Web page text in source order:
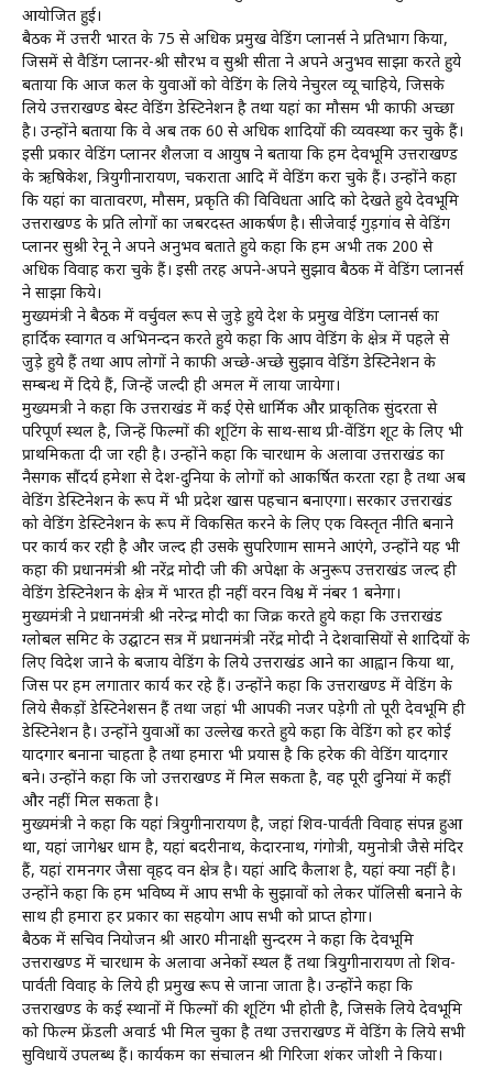
आयोजित हुई।
बैठक में उत्तरी भारत के 75 से अधिक प्रमुख वेडिंग प्लानर्स ने प्रतिभाग किया,
जिसमें से वैडिंग प्लानर-श्री सौरभ व सुश्री सीता ने अपने अनुभव साझा करते हुये
बताया कि आज कल के युवाओं को वेडिंग के लिये नेचुरल व्यू चाहिये, जिसके
लिये उत्तराखण्ड बेस्ट वेडिंग डेस्टिनेशन है तथा यहां का मौसम भी काफी अच्छा
है। उन्होंने बताया कि वे अब तक 60 से अधिक शादियों की व्यवस्था कर चुके हैं।
इसी प्रकार वेडिंग प्लानर शैलजा व आयुष ने बताया कि हम देवभूमि उत्तराखण्ड
के ऋषिकेश, त्रियुगीनारायण, चकराता आदि में वेडिंग करा चुके हैं। उन्होंने कहा
कि यहां का वातावरण, मौसम, प्रकृति की विविधता आदि को देखते हुये देवभूमि
उत्तराखण्ड के प्रति लोगों का जबरदस्त आकर्षण है। सीजेवाई गुड़गांव से वेडिंग
प्लानर सुश्री रेनू ने अपने अनुभव बताते हुये कहा कि हम अभी तक 200 से
अधिक विवाह करा चुके हैं। इसी तरह अपने-अपने सुझाव बैठक में वेडिंग प्लानर्स
ने साझा किये।
मुख्यमंत्री ने बैठक में वर्चुवल रूप से जुड़े हुये देश के प्रमुख वेडिंग प्लानर्स का
हार्दिक स्वागत व अभिनन्दन करते हुये कहा कि आप वेडिंग के क्षेत्र में पहले से
जुड़े हुये हैं तथा आप लोगों ने काफी अच्छे-अच्छे सुझाव वेडिंग डेस्टिनेशन के
सम्बन्ध में दिये हैं, जिन्हें जल्दी ही अमल में लाया जायेगा।
मुख्यमत्री ने कहा कि उत्तराखंड में कई ऐसे धार्मिक और प्राकृतिक सुंदरता से
परिपूर्ण स्थल है, जिन्हें फिल्मों की शूटिंग के साथ-साथ प्री-वेंडिंग शूट के लिए भी
प्राथमिकता दी जा रही है। उन्होंने कहा कि चारधाम के अलावा उत्तराखंड का
नैसर्गिक सौंदर्य हमेशा से देश-दुनिया के लोगों को आकर्षित करता रहा है तथा अब
वेडिंग डेस्टिनेशन के रूप में भी प्रदेश खास पहचान बनाएगा। सरकार उत्तराखंड
को वेडिंग डेस्टिनेशन के रूप में विकसित करने के लिए एक विस्तृत नीति बनाने
पर कार्य कर रही है और जल्द ही उसके सुपरिणाम सामने आएंगे, उन्होंने यह भी
कहा की प्रधानमंत्री श्री नरेंद्र मोदी जी की अपेक्षा के अनुरूप उत्तराखंड जल्द ही
वेडिंग डेस्टिनेशन के क्षेत्र में भारत ही नहीं वरन विश्व में नंबर 1 बनेगा।
मुख्यमंत्री ने प्रधानमंत्री श्री नरेन्द्र मोदी का जिक्र करते हुये कहा कि उत्तराखंड
ग्लोबल समिट के उद्घाटन सत्र में प्रधानमंत्री नरेंद्र मोदी ने देशवासियों से शादियों के
लिए विदेश जाने के बजाय वेडिंग के लिये उत्तराखंड आने का आह्वान किया था,
जिस पर हम लगातार कार्य कर रहे हैं। उन्होंने कहा कि उत्तराखण्ड में वेडिंग के
लिये सैकड़ों डेस्टिनेशसन हैं तथा जहां भी आपकी नजर पड़ेगी तो पूरी देवभूमि ही
डेस्टिनेशन है। उन्होंने युवाओं का उल्लेख करते हुये कहा कि वेडिंग को हर कोई
यादगार बनाना चाहता है तथा हमारा भी प्रयास है कि हरेक की वेडिंग यादगार
बने। उन्होंने कहा कि जो उत्तराखण्ड में मिल सकता है, वह पूरी दुनियां में कहीं
और नहीं मिल सकता है।
मुख्यमंत्री ने कहा कि यहां त्रियुगीनारायण है, जहां शिव-पार्वती विवाह संपन्न हुआ
था, यहां जागेश्वर धाम है, यहां बदरीनाथ, केदारनाथ, गंगोत्री, यमुनोत्री जैसे मंदिर
हैं, यहां रामनगर जैसा वृहद वन क्षेत्र है। यहां आदि कैलाश है, यहां क्या नहीं है।
उन्होंने कहा कि हम भविष्य में आप सभी के सुझावों को लेकर पॉलिसी बनाने के
साथ ही हमारा हर प्रकार का सहयोग आप सभी को प्राप्त होगा।
बैठक में सचिव नियोजन श्री आर0 मीनाक्षी सुन्दरम ने कहा कि देवभूमि
उत्तराखण्ड में चारधाम के अलावा अनेकों स्थल हैं तथा त्रियुगीनारायण तो शिव-
पार्वती विवाह के लिये ही प्रमुख रूप से जाना जाता है। उन्होंने कहा कि
उत्तराखण्ड के कई स्थानों में फिल्मों की शूटिंग भी होती है, जिसके लिये देवभूमि
को फिल्म फ्रेंडली अवार्ड भी मिल चुका है तथा उत्तराखण्ड में वेडिंग के लिये सभी
सुविधायें उपलब्ध हैं। कार्यकम का संचालन श्री गिरिजा शंकर जोशी ने किया।